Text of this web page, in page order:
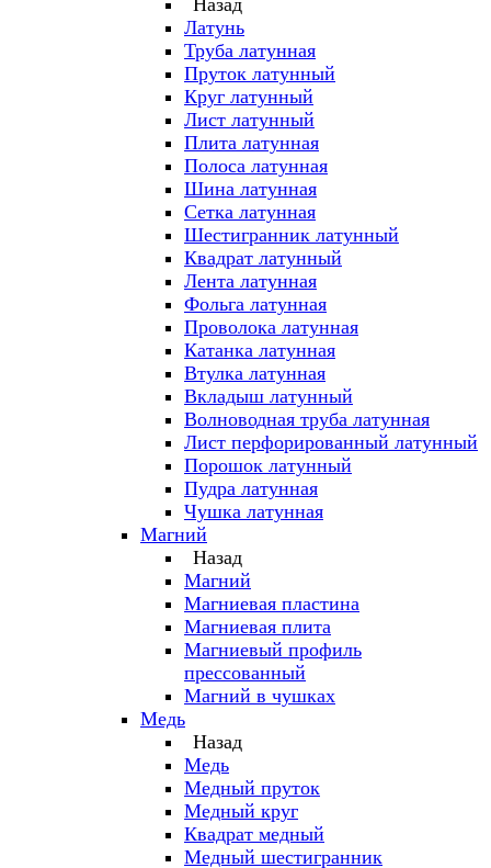
Назад
Латунь
Труба латунная
Пруток латунный
Круг латунный
Лист латунный
Плита латунная
Полоса латунная
Шина латунная
Сетка латунная
Шестигранник латунный
Квадрат латунный
Лента латунная
Фольга латунная
Проволока латунная
Катанка латунная
Втулка латунная
Вкладыш латунный
Волноводная труба латунная
Лист перфорированный латунный
Порошок латунный
Пудра латунная
Чушка латунная
Магний
Назад
Магний
Магниевая пластина
Магниевая плита
Магниевый профиль
прессованный
Магний в чушках
Медь
Назад
Медь
Медный пруток
Медный круг
Квадрат медный
Медный шестигранник